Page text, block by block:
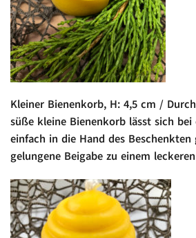
Kleiner Bienenkorb, H: 4,5 cm /
süße kleine Bienenkorb lässt sich
einfach in die Hand des
gelungene Beigabe zu einem